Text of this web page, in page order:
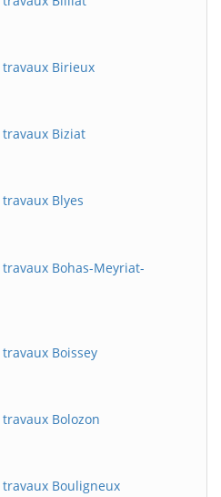
Birieux
Biziat
Blyes
Bohas-Meyriat-
Boissey
Bolozon
Bouligneux